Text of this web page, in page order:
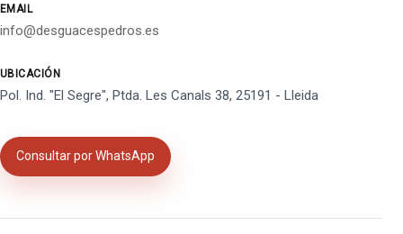
EMAIL
info@desguacespedros.es
UBICACIÓN
Pol. Ind. "El Segre", Ptda. Les Canals 38, 25191 - Lleida
Consultar por WhatsApp